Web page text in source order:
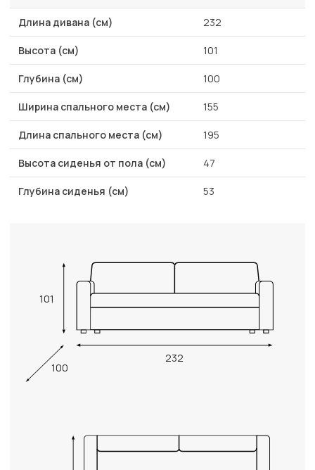
Длина дивана (см) 232
Высота (см) 101
Глубина (см) 100
Ширина спального места (см) 155
Длина спального места (см) 195
Высота сиденья от пола (см) 47
Глубина сиденья (см) 53
101
232
100